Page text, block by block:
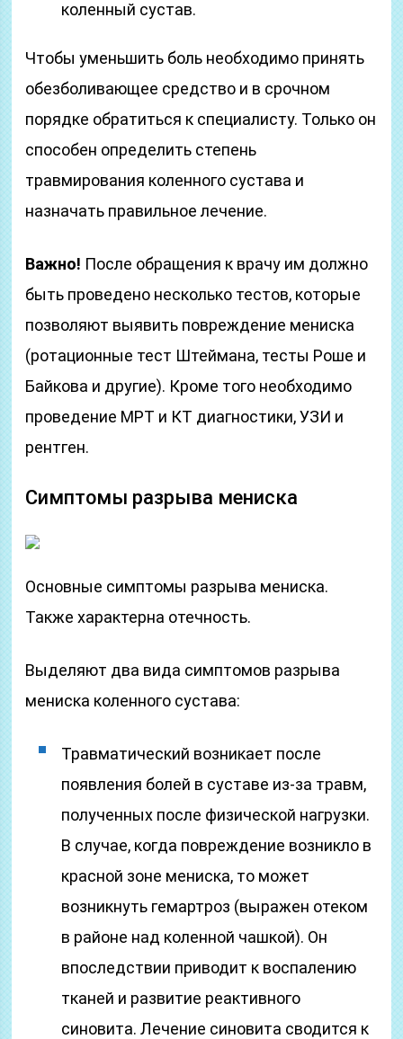
коленный сустав.
Чтобы уменьшить боль необходимо принять
обезболивающее средство и в срочном
порядке обратиться к специалисту. Только он
способен определить степень
травмирования коленного сустава и
назначать правильное лечение.
Важно! После обращения к врачу им должно
быть проведено несколько тестов, которые
позволяют выявить повреждение мениска
(ротационные тест Штеймана, тесты Роше и
Байкова и другие). Кроме того необходимо
проведение МРТ и КТ диагностики, УЗИ и
рентген.
Симптомы разрыва мениска
Основные симптомы разрыва мениска.
Также характерна отечность.
Выделяют два вида симптомов разрыва
мениска коленного сустава:
Травматический возникает после
появления болей в суставе из-за травм,
полученных после физической нагрузки.
В случае, когда повреждение возникло в
красной зоне мениска, то может
возникнуть гемартроз (выражен отеком
в районе над коленной чашкой). Он
впоследствии приводит к воспалению
тканей и развитие реактивного
синовита. Лечение синовита сводится к